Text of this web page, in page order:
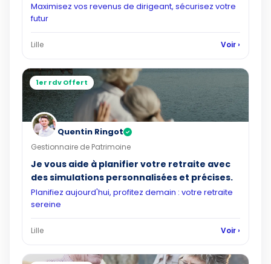
Maximisez vos revenus de dirigeant, sécurisez votre
futur
Lille Voir ›
1er rdv Offert
Quentin Ringot ✓
Gestionnaire de Patrimoine
Je vous aide à planifier votre retraite avec
des simulations personnalisées et précises.
Planifiez aujourd'hui, profitez demain : votre retraite
sereine
Lille Voir ›